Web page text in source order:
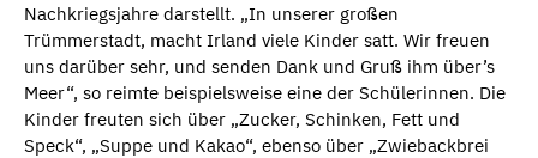
Nachkriegsjahre darstellt. „In unserer großen
Trümmerstadt, macht Irland viele Kinder satt. Wir freuen
uns darüber sehr, und senden Dank und Gruß ihm über’s
Meer“, so reimte beispielsweise eine der Schülerinnen. Die
Kinder freuten sich über „Zucker, Schinken, Fett und
Speck“, „Suppe und Kakao“, ebenso über „Zwiebackbrei